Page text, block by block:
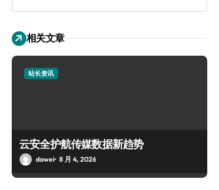
相关文章
站长资讯
云安全护航传媒数据新趋势
dawei 8 月 4, 2026